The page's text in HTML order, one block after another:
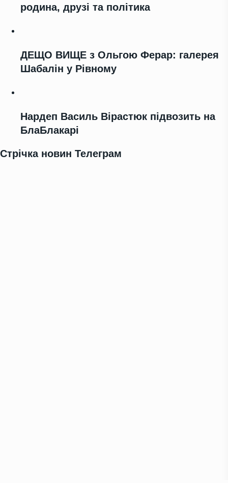
родина, друзі та політика
ДЕЩО ВИЩЕ з Ольгою Ферар: галерея
Шабалін у Рівному
Нардеп Василь Вірастюк підвозить на
БлаБлакарі
Стрічка новин Телеграм